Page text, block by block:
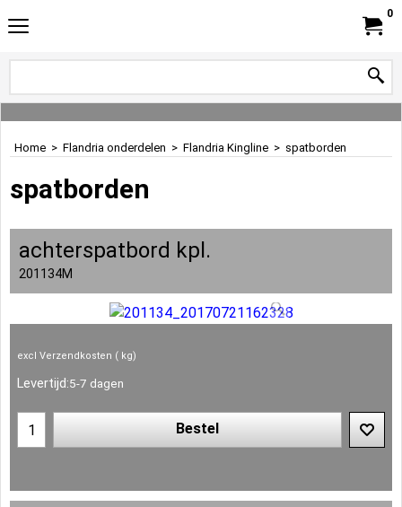
0
Home > Flandria onderdelen > Flandria Kingline > spatborden
spatborden
achterspatbord kpl.
201134M
excl Verzendkosten kg
Levertijd:5-7 dagen
Bestel